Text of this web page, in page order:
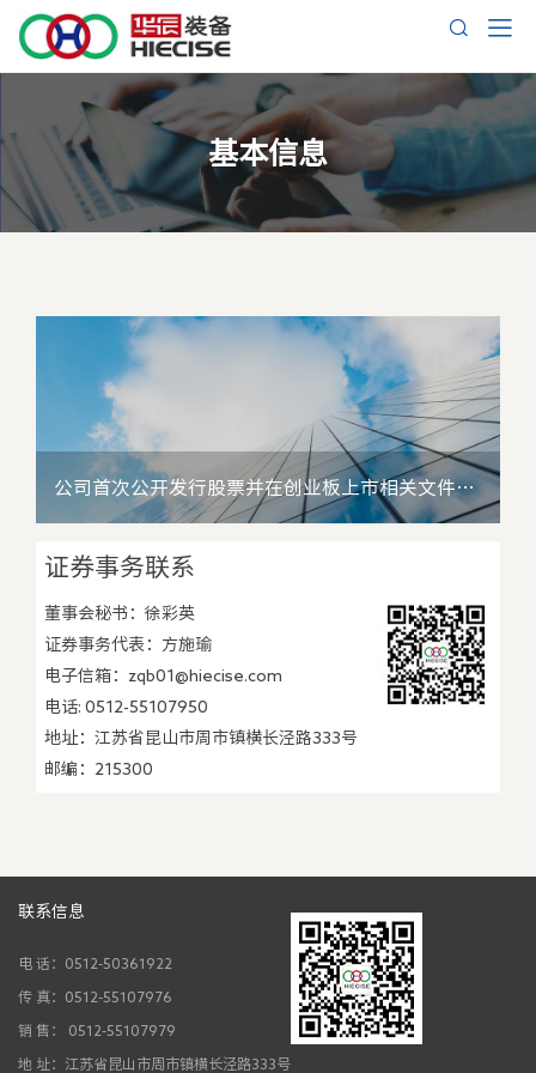
基本信息
公司首次公开发行股票并在创业板上市相关文件详
细见：巨潮网
证券事务联系
董事会秘书：徐彩英
证券事务代表：方施瑜
电子信箱：zqb01@hiecise.com
电话: 0512-55107950
地址：江苏省昆山市周市镇横长泾路333号
邮编：215300
联系信息
电 话：0512-50361922
传 真：0512-55107976
销 售： 0512-55107979
地 址：江苏省昆山市周市镇横长泾路333号